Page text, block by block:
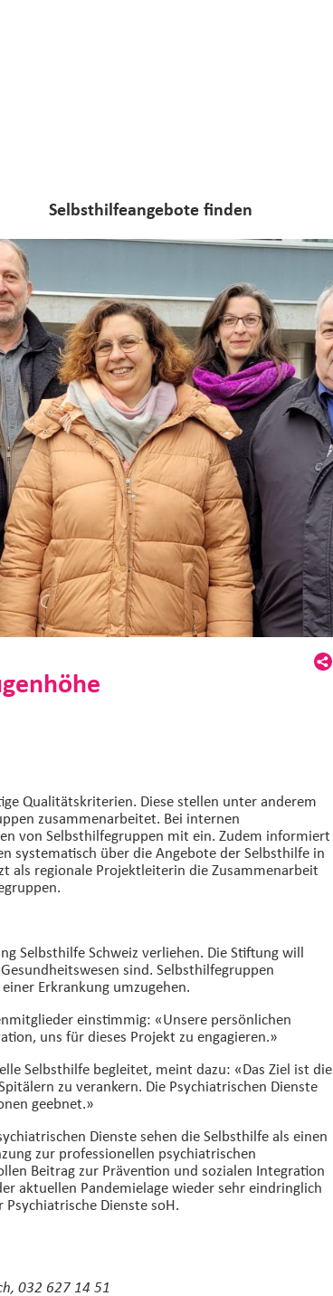
Selbsthilfeangebote finden
Qualitätskriterien. Diese stellen unter anderem
zusammenarbeitet. Bei internen
von Selbsthilfegruppen mit ein. Zudem informiert
systematisch über die Angebote der Selbsthilfe in
als regionale Projektleiterin die Zusammenarbeit
Selbsthilfe Schweiz verliehen. Die Stiftung will
sind. Selbsthilfegruppen
Erkrankung umzugehen.
einstimmig: «Unsere persönlichen
uns für dieses Projekt zu engagieren.»
Selbsthilfe begleitet, meint dazu: «Das Ziel ist die
zu verankern. Die Psychiatrischen Dienste
geebnet.»
Dienste sehen die Selbsthilfe als einen
zur professionellen psychiatrischen
Beitrag zur Prävention und sozialen Integration
aktuellen Pandemielage wieder sehr eindringlich
Dienste soH.
032 627 14 51